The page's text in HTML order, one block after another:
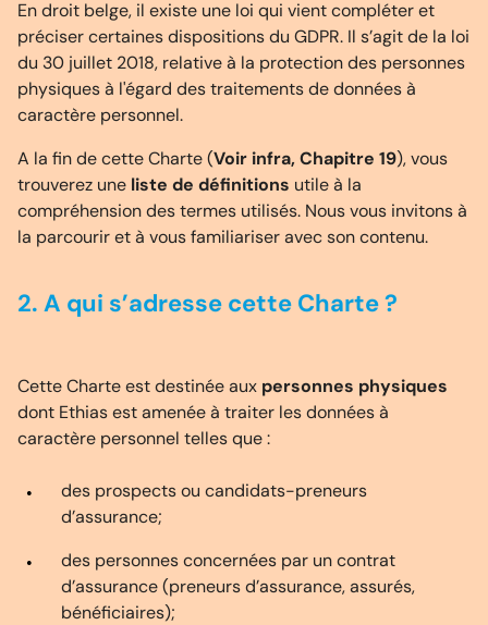
En droit belge, il existe une loi qui vient compléter et
préciser certaines dispositions du GDPR. Il s’agit de la loi
du 30 juillet 2018, relative à la protection des personnes
physiques à l'égard des traitements de données à
caractère personnel.
A la fin de cette Charte (Voir infra, Chapitre 19), vous
trouverez une liste de définitions utile à la
compréhension des termes utilisés. Nous vous invitons à
la parcourir et à vous familiariser avec son contenu.
2. A qui s’adresse cette Charte ?
Cette Charte est destinée aux personnes physiques
dont Ethias est amenée à traiter les données à
caractère personnel telles que :
des prospects ou candidats-preneurs
d’assurance;
des personnes concernées par un contrat
d’assurance (preneurs d’assurance, assurés,
bénéficiaires);